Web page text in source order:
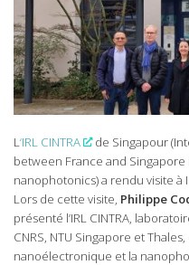
L‘IRL CINTRA
de Singapour
between France and
nanophotonics) a rendu visite à
Lors de cette visite, Philippe
présenté l’IRL CINTRA,
CNRS, NTU Singapore et
nanoélectronique et la